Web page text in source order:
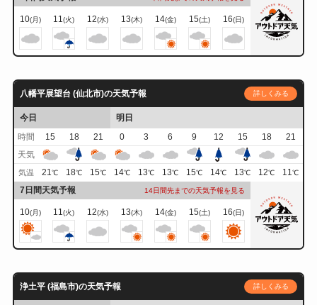
10(月) 11(火) 12(水) 13(木) 14(金) 15(土) 16(日)
八幡平展望台 (仙北市)の天気予報 詳しくみる
今日
明日
時間
15 18 21 0 3 6 9 12 15 18
21
天気
気温 21℃ 18℃ 15℃ 14℃ 13℃ 13℃ 15℃ 14℃ 13℃ 12℃ 11℃
7日間天気予報 14日間先までの天気予報を見る
10(月) 11(火) 12(水) 13(木) 14(金) 15(土) 16(日)
浄土平 (福島市)の天気予報 詳しくみる